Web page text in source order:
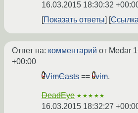
16.03.2015 18:30:32
Показать ответы
Ответ на: комментарий от Medar
+00:00
VimCasts == vim.
DeadEye ★★★★★
16.03.2015 18:32:27